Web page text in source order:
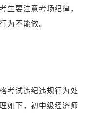
生要注意考场纪律，
为不能做。
考试违纪违规行为处
如下，初中级经济师